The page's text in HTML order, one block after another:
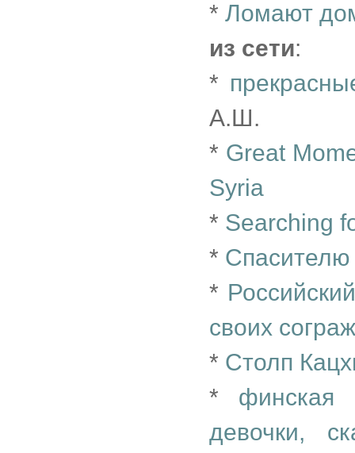
* Ломают
из сети:
*
А.Ш.
* Great
Syria
* Searching
*
*
своих
* Столп
* финская
девочки,